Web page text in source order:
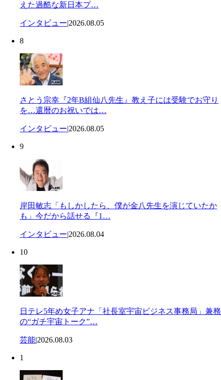
えた過酷な新日本プ…
インタビュー|2026.08.05
8
さとう宗幸『2年B組仙八先生』教え子には受験でお守り
を…還暦のお祝いでは…
インタビュー|2026.08.05
9
岸田敏志「もしかしたら、僕が金八先生を演じていたか
も」今だから話せる『1…
インタビュー|2026.08.04
10
日テレ5年め女子アナ「社長室宇宙ビジネス事務局」兼務
の“ガチ宇宙トーク”…
芸能|2026.08.03
1